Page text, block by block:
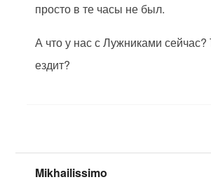
просто в те часы не был.
А что у нас с Лужниками
ездит?
Mikhailissimo